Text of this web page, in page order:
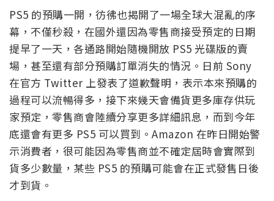
PS5 的預購一開，彷彿也揭開了一場全球大混亂的序
幕，不僅秒殺，在國外還因為零售商接受預定的日期
提早了一天，各通路開始隨機開放 PS5 光碟版的賣
場，甚至還有部分預購訂單消失的情況。日前 Sony
在官方 Twitter 上發表了道歉聲明，表示本來預購的
過程可以流暢得多，接下來幾天會備貨更多庫存供玩
家預定，零售商會陸續分享更多詳細訊息，而到今年
底還會有更多 PS5 可以買到。Amazon 在昨日開始警
示消費者，很可能因為零售商並不確定屆時會實際到
貨多少數量，某些 PS5 的預購可能會在正式發售日後
才到貨。